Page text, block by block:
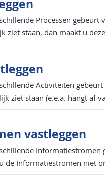
Processen
ziet staan, dan maakt u
Activiteiten
ziet staan (e.e.a. hangt af
vastleggen
de Informatiestromen niet